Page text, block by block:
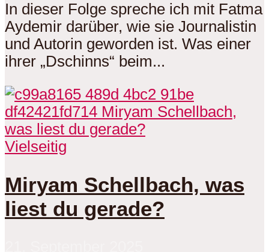
In dieser Folge spreche ich mit Fatma
Aydemir darüber, wie sie Journalistin
und Autorin geworden ist. Was einer
ihrer „Dschinns“ beim...
Vielseitig
Miryam Schellbach, was
liest du gerade?